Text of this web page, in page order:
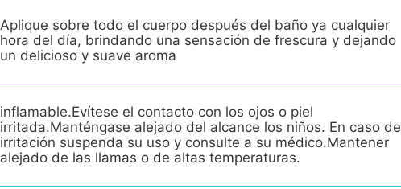
Aplique sobre todo el cuerpo después del baño ya cualquier
hora del día, brindando una sensación de frescura y dejando
un delicioso y suave aroma
inflamable.Evítese el contacto con los ojos o piel
irritada.Manténgase alejado del alcance los niños. En caso de
irritación suspenda su uso y consulte a su médico.Mantener
alejado de las llamas o de altas temperaturas.